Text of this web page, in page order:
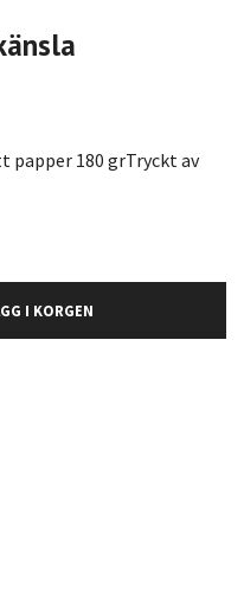
papper 180 grTryckt av
I KORGEN